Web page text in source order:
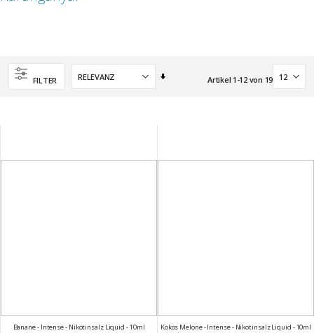
FILTER
AufsteigendArtikel 1 -12von 19
Banane - Intense - Nikotinsalz Liquid - 10ml Kokos Melone - Intense - Nikotinsalz Liquid - 10ml